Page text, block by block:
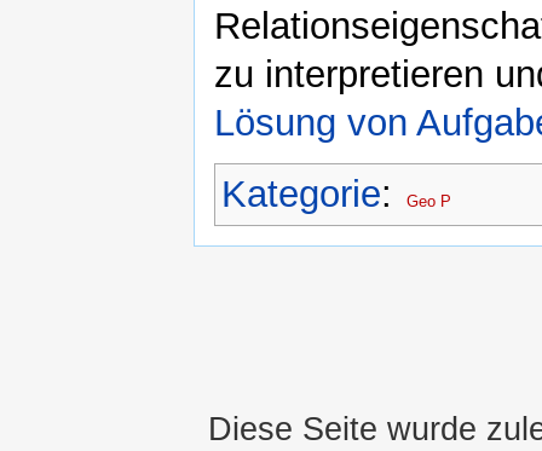
zu interpretieren
Lösung von
Kategorie: Geo P
Diese Seite wurde